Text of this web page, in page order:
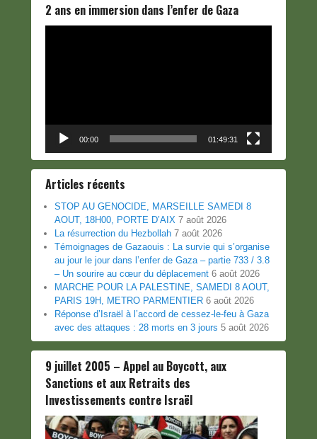
2 ans en immersion dans l’enfer de Gaza
00:00 01:49:31
Articles récents
STOP AU GENOCIDE, MARSEILLE SAMEDI 8
AOUT, 18H00, PORTE D’AIX 7 août 2026
La résurrection du Hezbollah 7 août 2026
Témoignages de Gazaouis : La survie qui s’organise
au jour le jour dans l’enfer de Gaza – partie 733 / 3.8
– Un sourire au cœur du déplacement 6 août 2026
MARCHE POUR LA PALESTINE, SAMEDI 8 AOUT,
PARIS 19H, METRO PARMENTIER 6 août 2026
Réponse d’Israël à l’accord de cessez-le-feu à Gaza
avec des attaques : 28 morts en 3 jours 5 août 2026
9 juillet 2005 – Appel au Boycott, aux
Sanctions et aux Retraits des
Investissements contre Israël